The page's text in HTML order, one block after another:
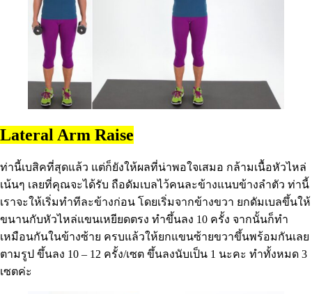
Lateral Arm Raise
ท่านี้เบสิคที่สุดแล้ว แต่ก็ยังให้ผลที่น่าพอใจเสมอ กล้ามเนื้อหัวไหล่
เน้นๆ เลยที่คุณจะได้รับ ถือดัมเบลไว้คนละข้างแนบข้างลำตัว ท่านี้
เราจะให้เริ่มทำทีละข้างก่อน โดยเริ่มจากข้างขวา ยกดัมเบลขึ้นให้
ขนานกับหัวไหล่แขนเหยียดตรง ทำขึ้นลง 10 ครั้ง จากนั้นก็ทำ
เหมือนกันในข้างซ้าย ครบแล้วให้ยกแขนซ้ายขวาขึ้นพร้อมกันเลย
ตามรูป ขึ้นลง 10 – 12 ครั้ง/เซต ขึ้นลงนับเป็น 1 นะคะ ทำทั้งหมด 3
เซตค่ะ